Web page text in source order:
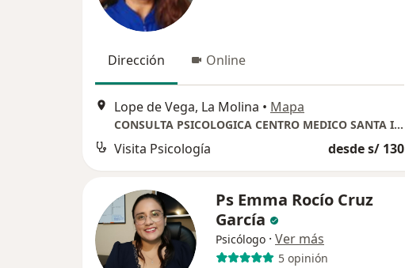
Dirección Online
Lope de Vega, La Molina • Mapa
CONSULTA PSICOLOGICA CENTRO MEDICO SANTA INÉS
Visita Psicología desde s/ 130
Ps Emma Rocío Cruz
García
Psicólogo · Ver más
5 opinión